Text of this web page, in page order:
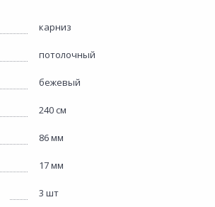
карниз
потолочный
бежевый
240 см
86 мм
17 мм
3 шт